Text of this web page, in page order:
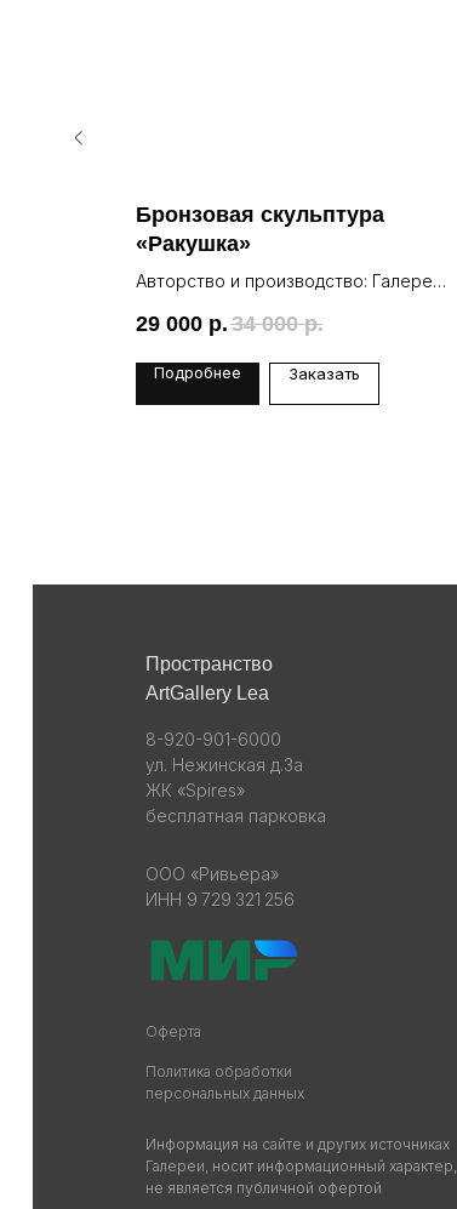
Бронзовая скульптура
«Ракушка»
Авторство и производство: Галерея
29 000 р. 34 000 р.
Подробнее Заказать
Пространство
ArtGallery Lea
8-920-901-6000
ул. Нежинская д.3а
ЖК «Spires»
бесплатная парковка
Политика обработки
персональных данных
Информация на сайте и других источниках
Галереи, носит информационный характер,
не является публичной офертой
Оферта
ООО «Ривьера»
ИНН 9 729 321 256